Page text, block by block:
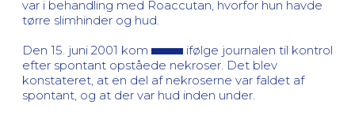
var i behandling med Roaccutan, hvorfor hun havde
tørre slimhinder og hud.
Den 15. juni 2001 kom
ifølge journalen til kontrol
efter spontant opståede nekroser. Det blev
konstateret, at en del af nekroserne var faldet af
spontant, og at der var hud inden under.